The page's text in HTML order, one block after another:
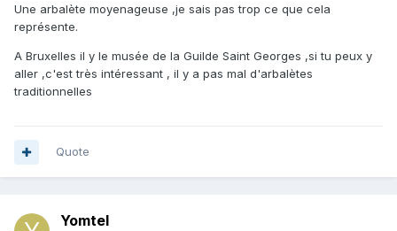
Une arbalète moyenageuse ,je sais pas trop ce que cela
représente.
A Bruxelles il y le musée de la Guilde Saint Georges ,si tu peux y
aller ,c'est très intéressant , il y a pas mal d'arbalètes
traditionnelles
Quote
Yomtel